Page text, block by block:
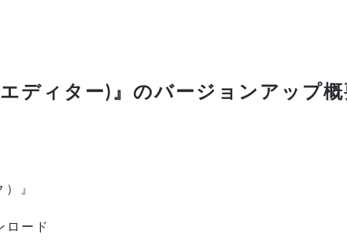
ディター)』のバージョンアップ概
』
ロード